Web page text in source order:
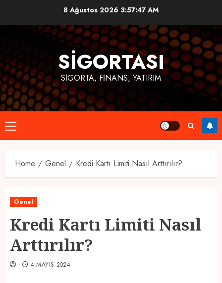
8 Ağustos 2026 3:57:48 AM
SIGORTASI
SIGORTA, FINANS, YATIRIM
Primary
Menu
Home Genel Kredi Kartı Limiti Nasıl Arttırılır?
Genel
Kredi Kartı Limiti Nasıl
Arttırılır?
4 MAYIS 2024